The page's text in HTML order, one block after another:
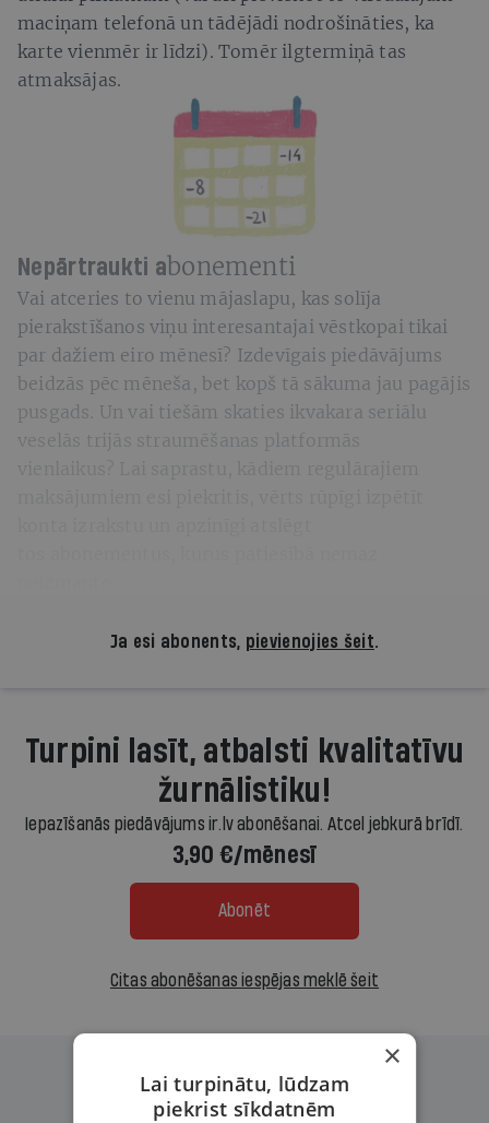
maciņam telefonā un tādējādi nodrošināties, ka
karte vienmēr ir līdzi). Tomēr ilgtermiņā tas
atmaksājas.
Nepārtraukti abonementi
Vai atceries to vienu mājaslapu, kas solīja
pierakstīšanos viņu interesantajai vēstkopai tikai
par dažiem eiro mēnesī? Izdevīgais piedāvājums
beidzās pēc mēneša, bet kopš tā sākuma jau pagājis
pusgads. Un vai tiešām skaties ikvakara seriālu
veselās trijās straumēšanas platformās
Ja esi abonents, pievienojies šeit.
Turpini lasīt, atbalsti kvalitatīvu
žurnālistiku!
Iepazīšanās piedāvājums ir.lv abonēšanai. Atcel jebkurā brīdī.
3,90 €/mēnesī
Abonēt
Citas abonēšanas iespējas meklē šeit
×
Lai turpinātu, lūdzam
piekrist sīkdatnēm